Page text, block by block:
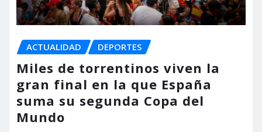
ACTUALIDAD DEPORTES
Miles de torrentinos viven la
gran final en la que España
suma su segunda Copa del
Mundo